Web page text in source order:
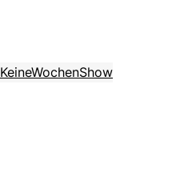
KeineWochenShow